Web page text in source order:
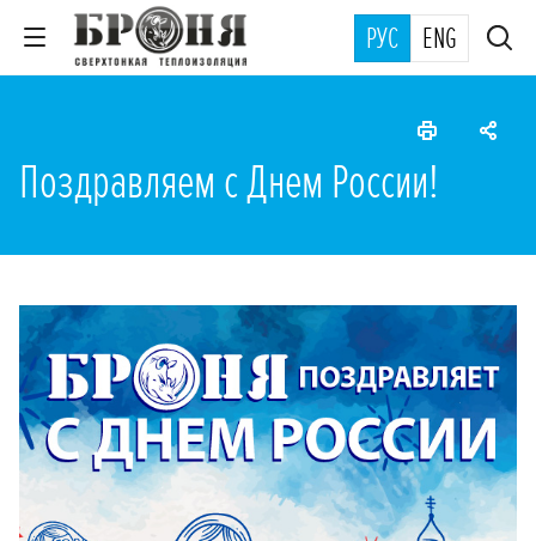
РУС ENG
Поздравляем с Днем России!